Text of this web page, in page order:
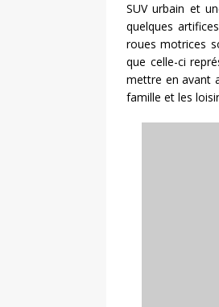
SUV urbain et
quelques
roues motrices
que celle-ci
mettre en avant
famille et les